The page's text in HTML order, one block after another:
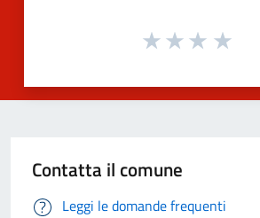
Contatta il comune
Leggi le domande frequenti